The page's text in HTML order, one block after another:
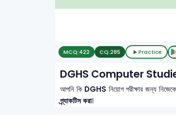
MCQ:422 CQ:285 Practice
DGHS Computer
আপনি কি DGHS নিয়োগ পরীক্ষার জন্য
প্র্যাকটিস করা।